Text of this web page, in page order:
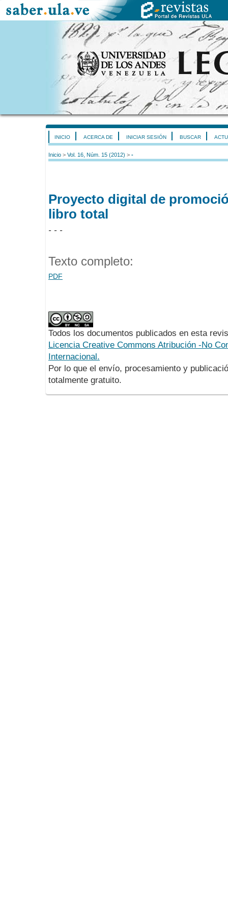
INICIO ACERCA DE INICIAR SESIÓN BUSCAR
Inicio > Vol. 16, Núm. 15 (2012) > -
Proyecto digital de
libro total
- - -
Texto completo:
PDF
Todos los documentos publicados en esta
Licencia Creative Commons Atribución -No
Internacional.
Por lo que el envío, procesamiento y
totalmente gratuito.